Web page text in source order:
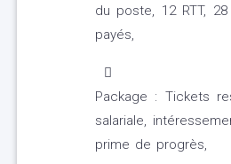
du poste, 12 RTT,
payés,
Package : Tickets
salariale,
prime de progrès,